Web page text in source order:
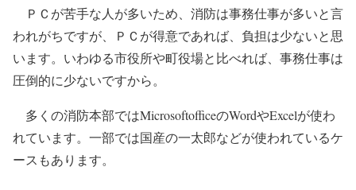
ＰＣが苦手な人が多いため、消防は事務仕事が多いと言
われがちですが、ＰＣが得意であれば、負担は少ないと思
います。いわゆる市役所や町役場と比べれば、事務仕事は
圧倒的に少ないですから。
多くの消防本部ではMicrosoftofficeのWordやExcelが使わ
れています。一部では国産の一太郎などが使われているケ
ースもあります。